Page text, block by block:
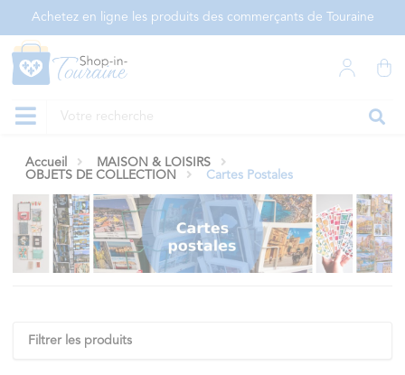
Achetez en ligne les produits des commerçants de Touraine
Accueil
MAISON & LOISIRS
OBJETS DE COLLECTION
Cartes Postales
Filtrer les produits
Panneau de gestion des cookies